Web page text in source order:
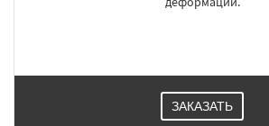
ЗАКАЗАТЬ